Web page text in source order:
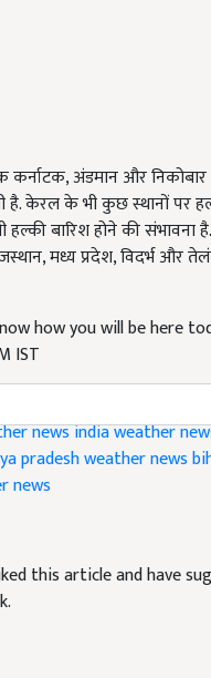
कर्नाटक, अंडमान और
केरल के भी कुछ स्थानों पर
हल्की बारिश होने की
मध्य प्रदेश, विदर्भ और
how you will be here
IST
newsindia weather
pradesh weather news
news
this article and have